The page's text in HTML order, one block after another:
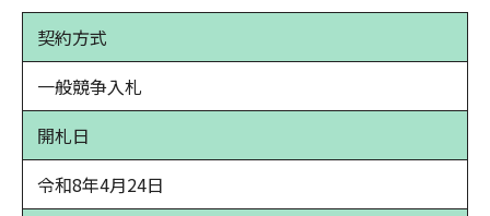
契約方式
一般競争入札
開札日
令和8年4月24日